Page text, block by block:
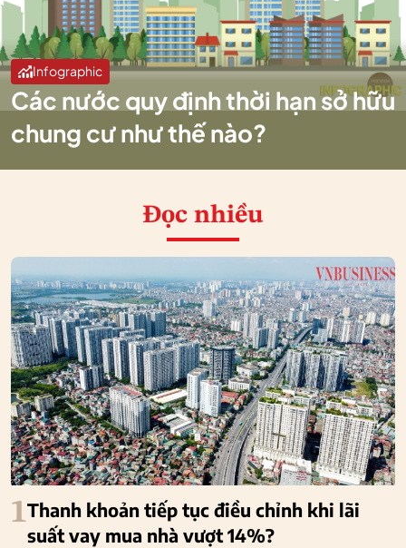
Infographic
Các nước quy định thời hạn sở hữu
chung cư như thế nào?
Đọc nhiều
1Thanh khoản tiếp tục điều chỉnh khi lãi
suất vay mua nhà vượt 14%?